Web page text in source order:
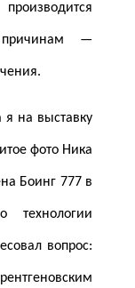
причинам —
я на выставку
фото Ника
Боинг 777 в
технологии
вопрос: